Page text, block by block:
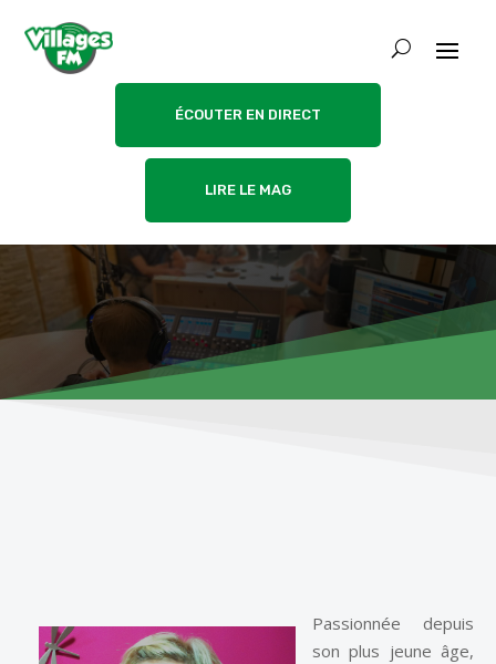
ÉCOUTER EN DIRECT
LIRE LE MAG
Passionnée depuis
son plus jeune âge,